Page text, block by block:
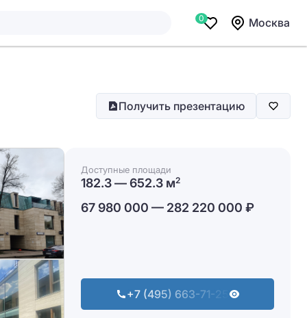
0 Москва
Получить презентацию
Доступные площади
182.3 — 652.3 м2
67 980 000 — 282 220 000 ₽
+7 (495) 663-71-25